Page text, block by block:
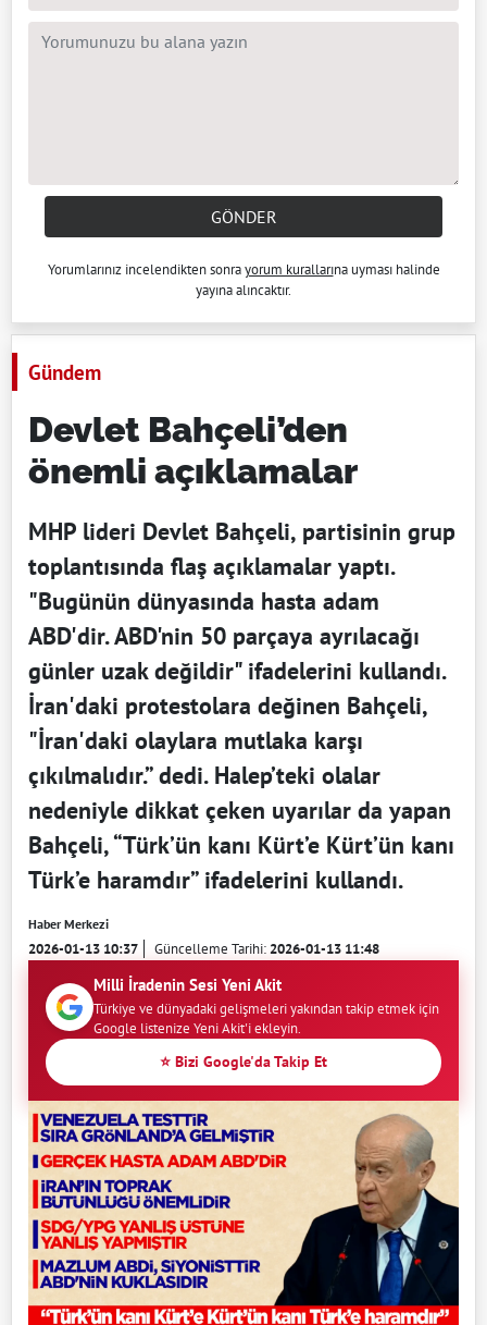
GÖNDER
Yorumlarınız incelendikten sonrayorum kurallarına uyması halinde
yayına alıncaktır.
Gündem
Devlet Bahçeli’den
önemli açıklamalar
MHP lideri Devlet Bahçeli, partisinin grup
toplantısında flaş açıklamalar yaptı.
"Bugünün dünyasında hasta adam
ABD'dir. ABD'nin 50 parçaya ayrılacağı
günler uzak değildir" ifadelerini kullandı.
İran'daki protestolara değinen Bahçeli,
"İran'daki olaylara mutlaka karşı
çıkılmalıdır.” dedi. Halep’teki olalar
nedeniyle dikkat çeken uyarılar da yapan
Bahçeli, “Türk’ün kanı Kürt’e Kürt’ün kanı
Türk’e haramdır” ifadelerini kullandı.
Haber Merkezi
2026-01-13 10:37 Güncelleme Tarihi:2026-01-13 11:48
Milli İradenin Sesi Yeni Akit
Türkiye ve dünyadaki gelişmeleri yakından takip etmek için
Google listenize Yeni Akit'i ekleyin.
⭐ Bizi Google'da Takip Et